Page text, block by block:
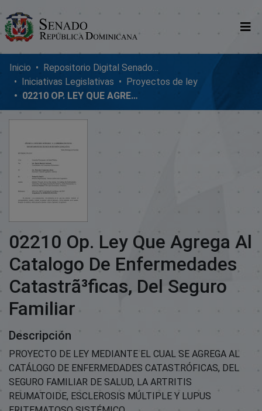
Comunidades
Glosario
Nosotros
Inicio
Repositorio Digital SenadoRD
Iniciativas Legislativas
Proyectos de ley
02210 OP. LEY QUE AGREGA AL CATALOGO DE ENFERMEDADES CATASTRÃ³FICAS, DEL SEGURO FAMILIAR
02210 Op. Ley Que Agrega Al
Catalogo De Enfermedades
Catastrã³ficas, Del Seguro
Familiar
Descripción
PROYECTO DE LEY MEDIANTE EL CUAL SE AGREGA AL
CATÁLOGO DE ENFERMEDADES CATASTRÓFICAS, DEL
SEGURO FAMILIAR DE SALUD, LA ARTRITIS
REUMATOIDE, ESCLEROSIS MÚLTIPLE Y LUPUS